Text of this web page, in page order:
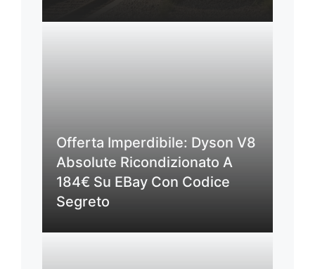
Offerta Imperdibile: Dyson V8
Absolute Ricondizionato A
184€ Su EBay Con Codice
Segreto